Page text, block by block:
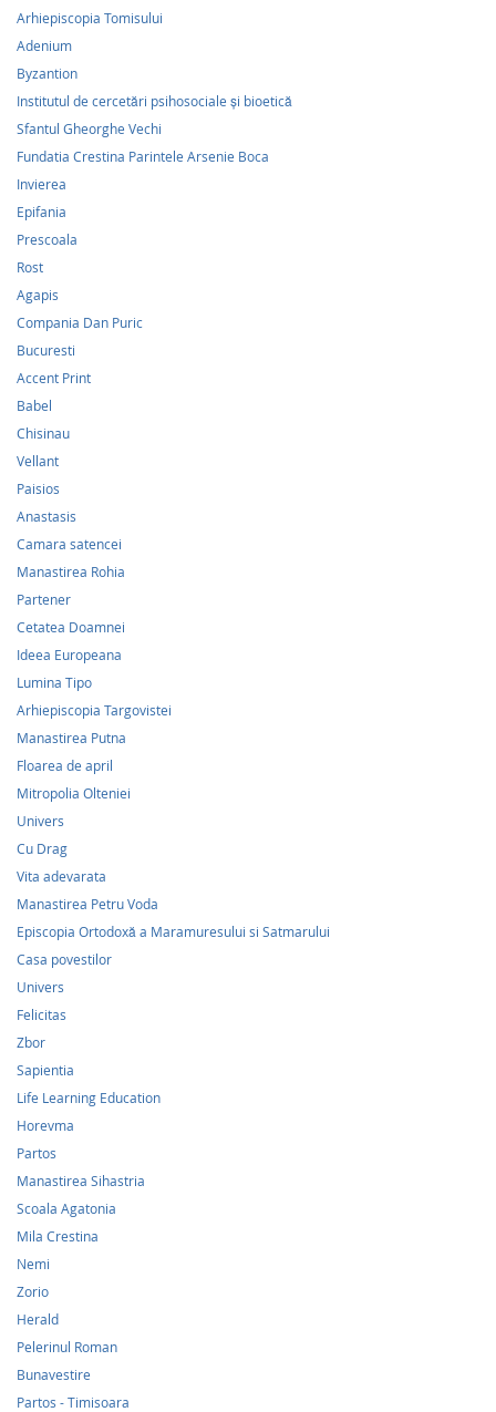
Arhiepiscopia Tomisului
Adenium
Byzantion
Institutul de cercetări psihosociale şi bioetică
Sfantul Gheorghe Vechi
Fundatia Crestina Parintele Arsenie Boca
Invierea
Epifania
Prescoala
Rost
Agapis
Compania Dan Puric
Bucuresti
Accent Print
Babel
Chisinau
Vellant
Paisios
Anastasis
Camara satencei
Manastirea Rohia
Partener
Cetatea Doamnei
Ideea Europeana
Lumina Tipo
Arhiepiscopia Targovistei
Manastirea Putna
Floarea de april
Mitropolia Olteniei
Univers
Cu Drag
Vita adevarata
Manastirea Petru Voda
Episcopia Ortodoxă a Maramuresului si Satmarului
Casa povestilor
Univers
Felicitas
Zbor
Sapientia
Life Learning Education
Horevma
Partos
Manastirea Sihastria
Scoala Agatonia
Mila Crestina
Nemi
Zorio
Herald
Pelerinul Roman
Bunavestire
Partos - Timisoara